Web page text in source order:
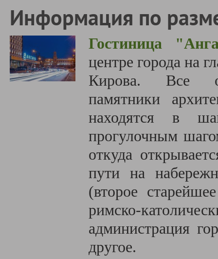
Информация по
Гостиница
центре города на
Кирова. Все
памятники
находятся в
прогулочным
откуда
пути на
(второе
римско-
администрация
другое.